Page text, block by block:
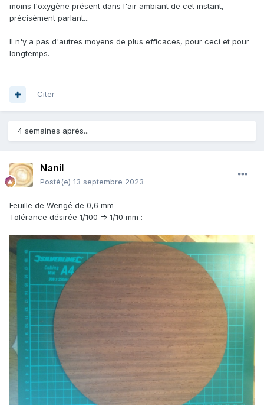
moins l'oxygène présent dans l'air ambiant de cet instant,
précisément parlant...
Il n'y a pas d'autres moyens de plus efficaces, pour ceci et pour
longtemps.
Citer
4 semaines après...
Nanil
Posté(e) 13 septembre 2023
Feuille de Wengé de 0,6 mm
Tolérance désirée 1/100 => 1/10 mm :